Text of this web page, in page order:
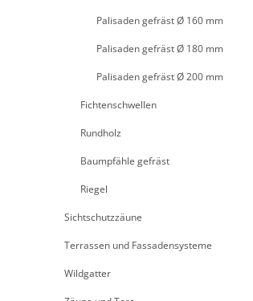
Palisaden gefräst Ø 160 mm
Palisaden gefräst Ø 180 mm
Palisaden gefräst Ø 200 mm
Fichtenschwellen
Rundholz
Baumpfähle gefräst
Riegel
Sichtschutzzäune
Terrassen und Fassadensysteme
Wildgatter